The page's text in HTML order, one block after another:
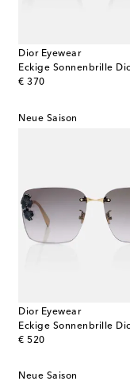
Dior Eyewear
€ 370
original price
Neue Saison
Dior Eyewear
€ 520
original price
Neue Saison